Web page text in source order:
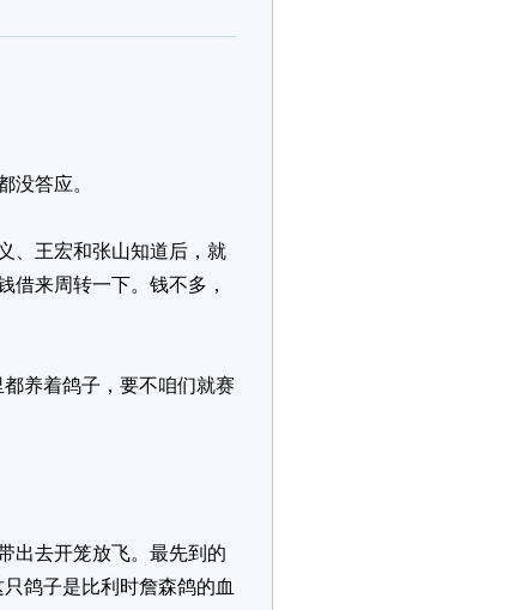
没答应。
、王宏和张山知道后，就
借来周转一下。钱不多，
养着鸽子，要不咱们就赛
出去开笼放飞。最先到的
鸽子是比利时詹森鸽的血